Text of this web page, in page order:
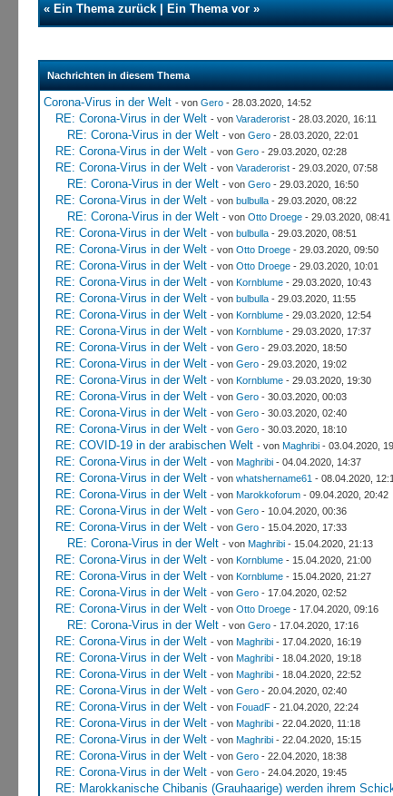
«Ein Thema zurück|Ein Thema vor»
Nachrichten in diesem Thema
Corona-Virus in der Welt - von Gero- 28.03.2020, 14:52
RE: Corona-Virus in der Welt - von Varaderorist- 28.03.2020, 16:11
RE: Corona-Virus in der Welt - von Gero- 28.03.2020, 22:01
RE: Corona-Virus in der Welt - von Gero- 29.03.2020, 02:28
RE: Corona-Virus in der Welt - von Varaderorist- 29.03.2020, 07:58
RE: Corona-Virus in der Welt - von Gero- 29.03.2020, 16:50
RE: Corona-Virus in der Welt - von bulbulla- 29.03.2020, 08:22
RE: Corona-Virus in der Welt - von Otto Droege- 29.03.2020, 08:41
RE: Corona-Virus in der Welt - von bulbulla- 29.03.2020, 08:51
RE: Corona-Virus in der Welt - von Otto Droege- 29.03.2020, 09:50
RE: Corona-Virus in der Welt - von Otto Droege- 29.03.2020, 10:01
RE: Corona-Virus in der Welt - von Kornblume- 29.03.2020, 10:43
RE: Corona-Virus in der Welt - von bulbulla- 29.03.2020, 11:55
RE: Corona-Virus in der Welt - von Kornblume- 29.03.2020, 12:54
RE: Corona-Virus in der Welt - von Kornblume- 29.03.2020, 17:37
RE: Corona-Virus in der Welt - von Gero- 29.03.2020, 18:50
RE: Corona-Virus in der Welt - von Gero- 29.03.2020, 19:02
RE: Corona-Virus in der Welt - von Kornblume- 29.03.2020, 19:30
RE: Corona-Virus in der Welt - von Gero- 30.03.2020, 00:03
RE: Corona-Virus in der Welt - von Gero- 30.03.2020, 02:40
RE: Corona-Virus in der Welt - von Gero- 30.03.2020, 18:10
RE: COVID-19 in der arabischen Welt - von Maghribi- 03.04.2020,
RE: Corona-Virus in der Welt - von Maghribi- 04.04.2020, 14:37
RE: Corona-Virus in der Welt - von whatshername61 - 08.04.2020,
RE: Corona-Virus in der Welt - von Marokkoforum- 09.04.2020, 20:42
RE: Corona-Virus in der Welt - von Gero- 10.04.2020, 00:36
RE: Corona-Virus in der Welt - von Gero- 15.04.2020, 17:33
RE: Corona-Virus in der Welt - von Maghribi- 15.04.2020, 21:13
RE: Corona-Virus in der Welt - von Kornblume- 15.04.2020, 21:00
RE: Corona-Virus in der Welt - von Kornblume- 15.04.2020, 21:27
RE: Corona-Virus in der Welt - von Gero- 17.04.2020, 02:52
RE: Corona-Virus in der Welt - von Otto Droege- 17.04.2020, 09:16
RE: Corona-Virus in der Welt - von Gero- 17.04.2020, 17:16
RE: Corona-Virus in der Welt - von Maghribi- 17.04.2020, 16:19
RE: Corona-Virus in der Welt - von Maghribi- 18.04.2020, 19:18
RE: Corona-Virus in der Welt - von Maghribi- 18.04.2020, 22:52
RE: Corona-Virus in der Welt - von Gero- 20.04.2020, 02:40
RE: Corona-Virus in der Welt - von FouadF- 21.04.2020, 22:24
RE: Corona-Virus in der Welt - von Maghribi- 22.04.2020, 11:18
RE: Corona-Virus in der Welt - von Maghribi- 22.04.2020, 15:15
RE: Corona-Virus in der Welt - von Gero- 22.04.2020, 18:38
RE: Corona-Virus in der Welt - von Gero- 24.04.2020, 19:45
RE: Marokkanische Chibanis (Grauhaarige) werden ihrem